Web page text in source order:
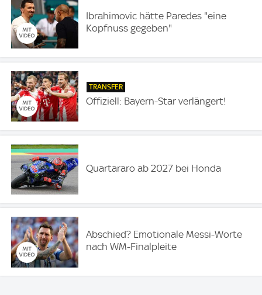
Ibrahimovic hätte Paredes "eine
Kopfnuss gegeben"
TRANSFER
Offiziell: Bayern-Star verlängert!
Quartararo ab 2027 bei Honda
Abschied? Emotionale Messi-Worte
nach WM-Finalpleite